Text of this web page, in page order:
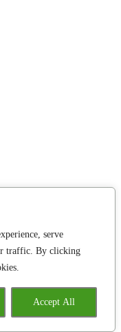
serve
traffic. By clicking
Accept All